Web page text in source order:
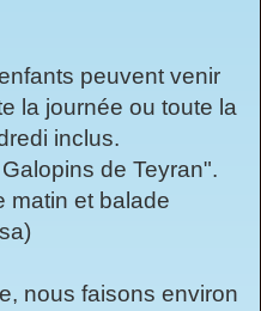
peuvent venir
la journée ou toute la
inclus.
de Teyran".
matin et balade
nous faisons environ